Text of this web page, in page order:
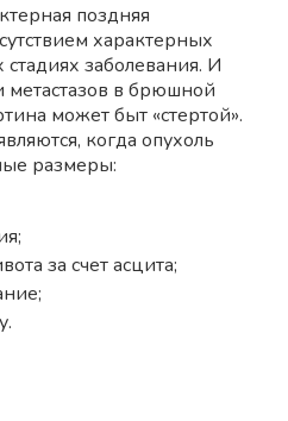
поздняя
характерных
заболевания. И
в брюшной
может быт «стертой».
когда опухоль
размеры:
за счет асцита;